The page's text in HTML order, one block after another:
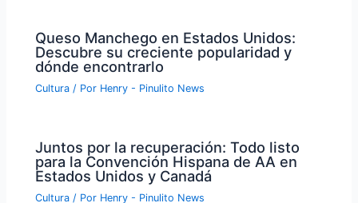
Queso Manchego en Estados Unidos:
Descubre su creciente popularidad y
dónde encontrarlo
Cultura / Por Henry - Pinulito News
Juntos por la recuperación: Todo listo
para la Convención Hispana de AA en
Estados Unidos y Canadá
Cultura / Por Henry - Pinulito News